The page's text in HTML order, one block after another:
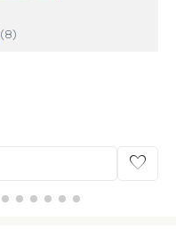
(8)
favorite